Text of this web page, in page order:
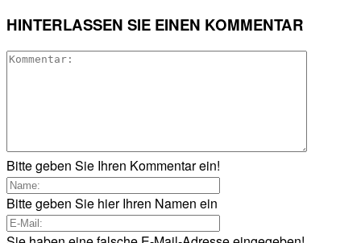
HINTERLASSEN SIE EINEN KOMMENTAR
Bitte geben Sie Ihren Kommentar ein!
Bitte geben Sie hier Ihren Namen ein